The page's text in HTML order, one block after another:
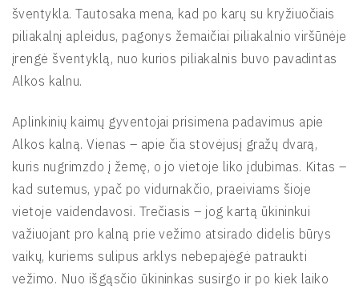
šventykla. Tautosaka mena, kad po karų su kryžiuočiais
piliakalnį apleidus, pagonys žemaičiai piliakalnio viršūnėje
įrengė šventyklą, nuo kurios piliakalnis buvo pavadintas
Alkos kalnu.
Aplinkinių kaimų gyventojai prisimena padavimus apie
Alkos kalną. Vienas – apie čia stovėjusį gražų dvarą,
kuris nugrimzdo į žemę, o jo vietoje liko įdubimas. Kitas –
kad sutemus, ypač po vidurnakčio, praeiviams šioje
vietoje vaidendavosi. Trečiasis – jog kartą ūkininkui
važiuojant pro kalną prie vežimo atsirado didelis būrys
vaikų, kuriems sulipus arklys nebepajėgė patraukti
vežimo. Nuo išgąsčio ūkininkas susirgo ir po kiek laiko